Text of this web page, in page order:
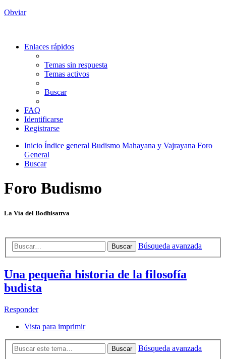
Obviar
Enlaces rápidos
Temas sin respuesta
Temas activos
Buscar
FAQ
Identificarse
Registrarse
Inicio Índice general Budismo Mahayana y Vajrayana Foro
General
Buscar
Foro Budismo
La Vía del Bodhisattva
Buscar Búsqueda avanzada
Una pequeña historia de la filosofía
budista
Responder
Vista para imprimir
Buscar
Búsqueda avanzada